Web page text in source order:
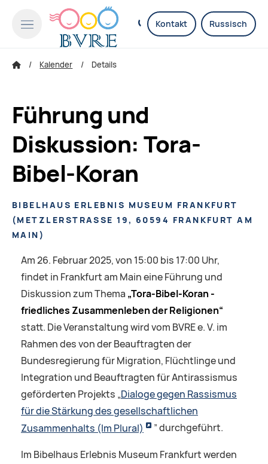
Kontakt Russisch
Kalender Details
Führung und
Diskussion: Tora-
Bibel-Koran
BIBELHAUS ERLEBNIS MUSEUM FRANKFURT
(METZLERSTRASSE 19, 60594 FRANKFURT AM M
AIN
)
Am 26. Februar 2025, von 15:00 bis 17:00 Uhr,
findet in Frankfurt am Main eine Führung und
Diskussion zum Thema „Tora-Bibel-Koran -
friedliches Zusammenleben der Religionen“
statt. Die Veranstaltung wird vom BVRE e. V. im
Rahmen des von der Beauftragten der
Bundesregierung für Migration, Flüchtlinge und
Integration und Beauftragten für Antirassismus
geförderten Projekts „Dialoge gegen Rassismus
für die Stärkung des gesellschaftlichen
Zusammenhalts (Im Plural)
” durchgeführt.
Im Bibelhaus Erlebnis Museum Frankfurt werden